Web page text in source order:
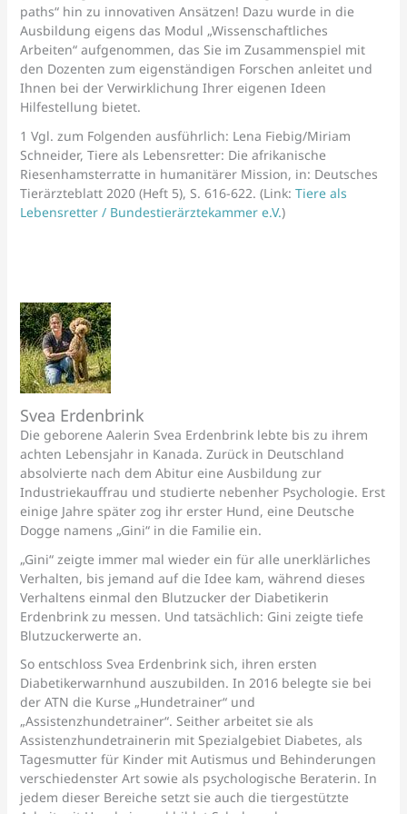
paths“ hin zu innovativen Ansätzen! Dazu wurde in die
Ausbildung eigens das Modul „Wissenschaftliches
Arbeiten“ aufgenommen, das Sie im Zusammenspiel mit
den Dozenten zum eigenständigen Forschen anleitet und
Ihnen bei der Verwirklichung Ihrer eigenen Ideen
Hilfestellung bietet.
1 Vgl. zum Folgenden ausführlich: Lena Fiebig/Miriam
Schneider, Tiere als Lebensretter: Die afrikanische
Riesenhamsterratte in humanitärer Mission, in: Deutsches
Tierärzteblatt 2020 (Heft 5), S. 616-622. (Link:Tiere als
Lebensretter / Bundestierärztekammer e.V.)
Svea Erdenbrink
Die geborene Aalerin Svea Erdenbrink lebte bis zu ihrem
achten Lebensjahr in Kanada. Zurück in Deutschland
absolvierte nach dem Abitur eine Ausbildung zur
Industriekauffrau und studierte nebenher Psychologie. Erst
einige Jahre später zog ihr erster Hund, eine Deutsche
Dogge namens „Gini“ in die Familie ein.
„Gini“ zeigte immer mal wieder ein für alle unerklärliches
Verhalten, bis jemand auf die Idee kam, während dieses
Verhaltens einmal den Blutzucker der Diabetikerin
Erdenbrink zu messen. Und tatsächlich: Gini zeigte tiefe
Blutzuckerwerte an.
So entschloss Svea Erdenbrink sich, ihren ersten
Diabetikerwarnhund auszubilden. In 2016 belegte sie bei
der ATN die Kurse „Hundetrainer“ und
„Assistenzhundetrainer“. Seither arbeitet sie als
Assistenzhundetrainerin mit Spezialgebiet Diabetes, als
Tagesmutter für Kinder mit Autismus und Behinderungen
verschiedenster Art sowie als psychologische Beraterin. In
jedem dieser Bereiche setzt sie auch die tiergestützte